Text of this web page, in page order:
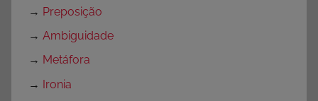
→ Preposição
→ Ambiguidade
→ Metáfora
→ Ironia